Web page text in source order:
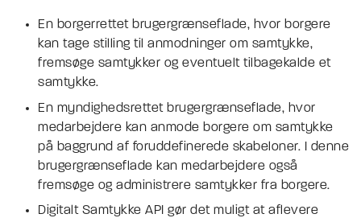
En borgerrettet brugergrænseflade, hvor borgere
kan tage stilling til anmodninger om samtykke,
fremsøge samtykker og eventuelt tilbagekalde et
samtykke.
En myndighedsrettet brugergrænseflade, hvor
medarbejdere kan anmode borgere om samtykke
på baggrund af foruddefinerede skabeloner. I denne
brugergrænseflade kan medarbejdere også
fremsøge og administrere samtykker fra borgere.
Digitalt Samtykke API gør det muligt at aflevere